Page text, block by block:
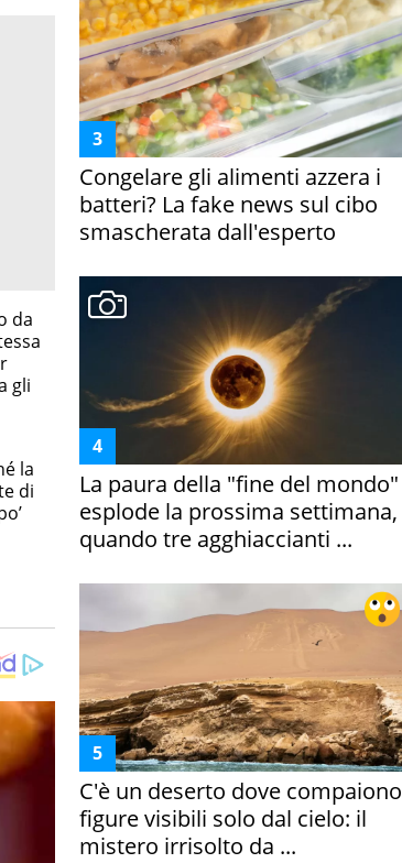
da
gli
la
di
Congelare gli alimenti azzera i
batteri? La fake news sul cibo
smascherata dall'esperto
La paura della "fine del mondo"
esplode la prossima settimana,
quando tre agghiaccianti ...
C'è un deserto dove compaiono
figure visibili solo dal cielo: il
mistero irrisolto da ...